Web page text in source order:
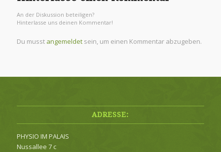
An der Diskussion beteiligen?
Hinterlasse uns deinen Kommentar!
Du musst angemeldetsein, um einen Kommentar abzugeben.
ADRESSE:
PHYSIO IM PALAIS
Nussallee 7 c